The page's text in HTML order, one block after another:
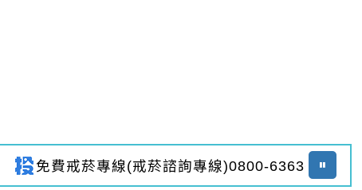
免費戒菸專線(戒菸諮詢專線)0800-636363~南投縣